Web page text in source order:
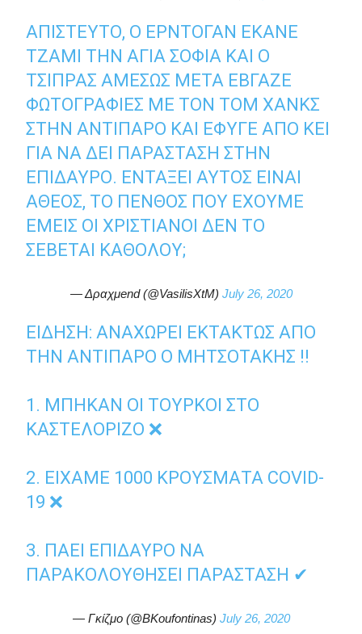
ΑΠΊΣΤΕΥΤΟ, Ο ΕΡΝΤΟΓΆΝ ΈΚΑΝΕ
ΤΖΑΜΊ ΤΗΝ ΑΓΊΑ ΣΟΦΊΑ ΚΑΙ Ο
ΤΣΊΠΡΑΣ ΑΜΈΣΩΣ ΜΕΤΆ ΈΒΓΑΖΕ
ΦΩΤΟΓΡΑΦΊΕΣ ΜΕ ΤΟΝ ΤΟΜ ΧΑΝΚΣ
ΣΤΗΝ ΑΝΤΊΠΑΡΟ ΚΑΙ ΈΦΥΓΕ ΑΠΌ ΚΕΙ
ΓΙΑ ΝΑ ΔΕΙ ΠΑΡΆΣΤΑΣΗ ΣΤΗΝ
ΕΠΊΔΑΥΡΟ. ΕΝΤΆΞΕΙ ΑΥΤΌΣ ΕΊΝΑΙ
ΆΘΕΟΣ, ΤΟ ΠΈΝΘΟΣ ΠΟΥ ΈΧΟΥΜΕ
ΕΜΕΊΣ ΟΙ ΧΡΙΣΤΙΑΝΟΊ ΔΕΝ ΤΟ
ΣΈΒΕΤΑΙ ΚΑΘΌΛΟΥ;
— Δραχμend (@VasilisXtM) July 26, 2020
ΕΙΔΗΣΗ: ΑΝΑΧΩΡΕΙ ΕΚΤΑΚΤΩΣ ΑΠΟ
ΤΗΝ ΑΝΤΙΠΑΡΟ Ο ΜΗΤΣΟΤΑΚΗΣ !!
1. ΜΠΗΚΑΝ ΟΙ ΤΟΎΡΚΟΙ ΣΤΟ
ΚΑΣΤΕΛΟΡΙΖΟ ❌
2. ΕΙΧΑΜΕ 1000 ΚΡΟΥΣΜΑΤΑ COVID-
19 ❌
3. ΠΑΕΙ ΕΠΙΔΑΥΡΟ ΝΑ
ΠΑΡΑΚΟΛΟΥΘΗΣΕΙ ΠΑΡΑΣΤΑΣΗ ✔
— Γκίζμο (@BKoufontinas) July 26, 2020